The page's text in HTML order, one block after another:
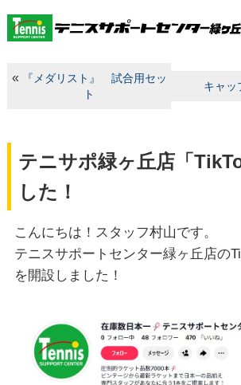
«
『メダリスト』 試合用セッ
ト
キャッ
テニサポ緑ヶ丘店「
した！
こんにちは！スタッフ村山です。
テニスサポートセンター緑ヶ丘店の
を開設しました！